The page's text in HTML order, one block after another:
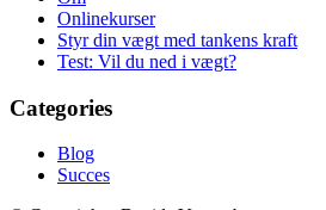
Onlinekurser
Styr din vægt med tankens kraft
Test: Vil du ned i vægt?
Categories
Blog
Succes